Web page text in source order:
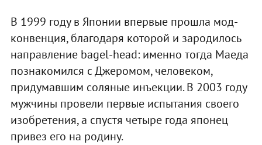
В 1999 году в Японии впервые прошла мод-
конвенция, благодаря которой и зародилось
направление bagel-head: именно тогда Маеда
познакомился с Джеромом, человеком,
придумавшим соляные инъекции. В 2003 году
мужчины провели первые испытания своего
изобретения, а спустя четыре года японец
привез его на родину.